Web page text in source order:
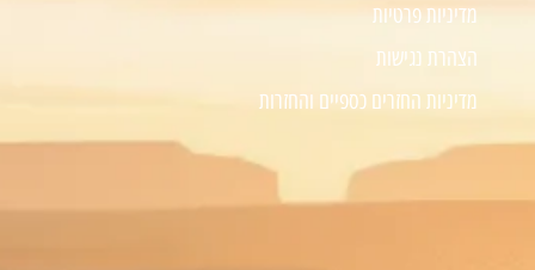
מדיניות פרטיות
הצהרת נגישות
מדיניות החזרים כספיים והחזרות